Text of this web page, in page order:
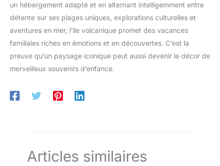
un hébergement adapté et en alternant intelligemment entre
détente sur ses plages uniques, explorations culturelles et
aventures en mer, l’île volcanique promet des vacances
familiales riches en émotions et en découvertes. C’est la
preuve qu’un paysage iconique peut aussi devenir le décor de
merveilleux souvenirs d’enfance.
Articles similaires